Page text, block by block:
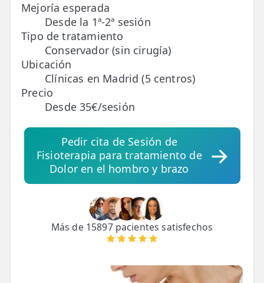
👶 Fisioterapia Pediátrica
TRATAMIENTOS
✅ Punción Seca
✅ Ondas de Choque
✅ EPTE - EPI
✨ Fisioestética
✨ Radiofrecuencia INDIBA
✨ Drenaje Linfático Manual
✨ Presoterapia
Mejoría esperada
Desde la 1ª-2ª sesión
Tipo de tratamiento
Conservador (sin cirugía)
Ubicación
Clínicas en Madrid (5 centros)
Precio
Desde 35€/sesión
Pedir cita de Sesión de
Fisioterapia para tratamiento de
Dolor en el hombro y brazo
Más de 15897 pacientes satisfechos